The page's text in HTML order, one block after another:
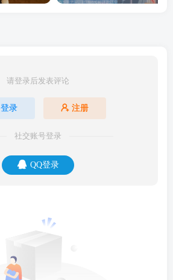
请登录后发表评论
登录 注册
社交账号登录
QQ登录